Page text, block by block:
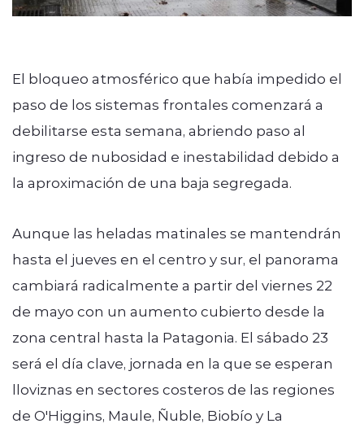
El bloqueo atmosférico que había impedido el
paso de los sistemas frontales comenzará a
debilitarse esta semana, abriendo paso al
ingreso de nubosidad e inestabilidad debido a
la aproximación de una baja segregada.
Aunque las heladas matinales se mantendrán
hasta el jueves en el centro y sur, el panorama
cambiará radicalmente a partir del viernes 22
de mayo con un aumento cubierto desde la
zona central hasta la Patagonia. El sábado 23
será el día clave, jornada en la que se esperan
lloviznas en sectores costeros de las regiones
de O'Higgins, Maule, Ñuble, Biobío y La